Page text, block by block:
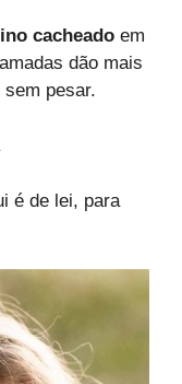
cacheado em
dão mais
pesar.
é de lei, para